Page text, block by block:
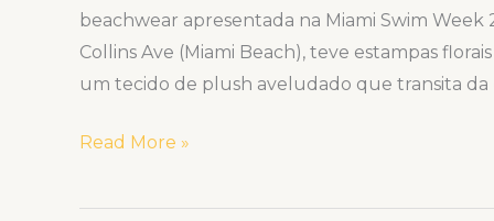
beachwear apresentada na Miami Swim
Collins Ave (Miami Beach), teve estampas
um tecido de plush aveludado que transita da
Read More »